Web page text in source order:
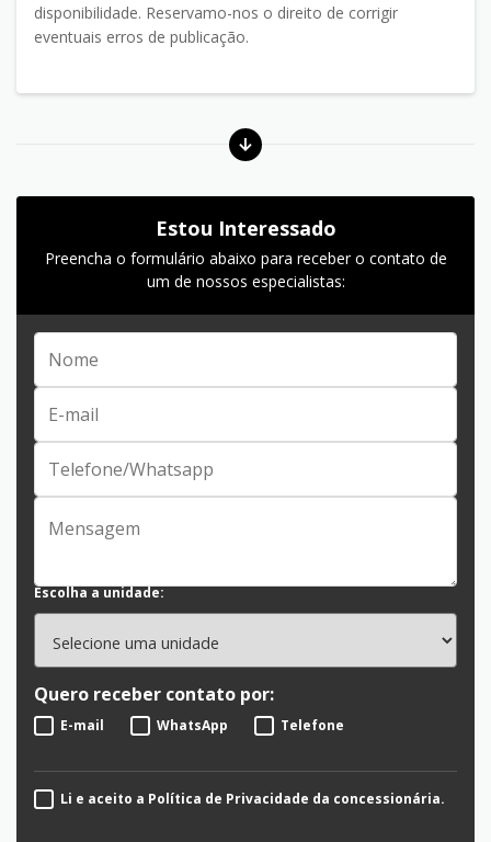
disponibilidade. Reservamo-nos o direito de corrigir
eventuais erros de publicação.
Estou Interessado
Preencha o formulário abaixo para receber o contato de
um de nossos especialistas:
Escolha a unidade:
Quero receber contato por:
E-mail WhatsApp Telefone
Li e aceito a Política de Privacidade da concessionária.